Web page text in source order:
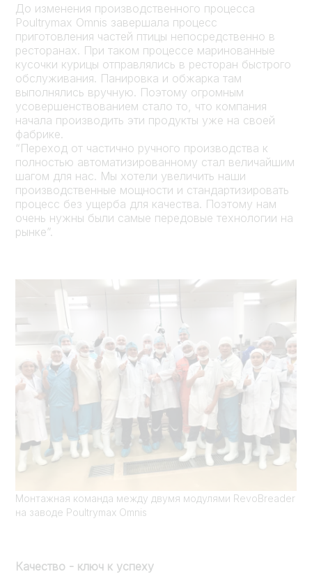
До изменения производственного процесса
Poultrymax Omnis завершала процесс
приготовления частей птицы непосредственно в
ресторанах. При таком процессе маринованные
кусочки курицы отправлялись в ресторан быстрого
обслуживания. Панировка и обжарка там
выполнялись вручную. Поэтому огромным
усовершенствованием стало то, что компания
начала производить эти продукты уже на своей
фабрике.
“Переход от частично ручного производства к
полностью автоматизированному стал величайшим
шагом для нас. Мы хотели увеличить наши
производственные мощности и стандартизировать
процесс без ущерба для качества. Поэтому нам
очень нужны были самые передовые технологии на
рынке”.
Монтажная команда между двумя модулями RevoBreader
на заводе Poultrymax Omnis
Качество - ключ к успеху